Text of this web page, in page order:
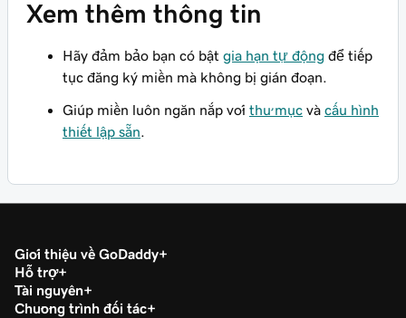
Xem thêm thông tin
Hãy đảm bảo bạn có bật gia hạn tự động để tiếp
tục đăng ký miền mà không bị gián đoạn.
Giúp miền luôn ngăn nắp với thư mục và cấu hình
thiết lập sẵn
Giới thiệu về GoDaddy
Hỗ trợ
Tài nguyên
Chương trình đối tác